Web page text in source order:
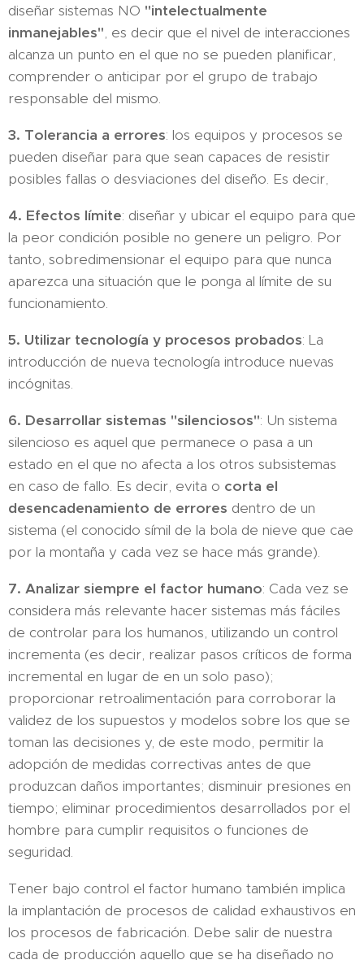
diseñar sistemas NO "intelectualmente
inmanejables", es decir que el nivel de interacciones
alcanza un punto en el que no se pueden planificar,
comprender o anticipar por el grupo de trabajo
responsable del mismo.
3. Tolerancia a errores: los equipos y procesos se
pueden diseñar para que sean capaces de resistir
posibles fallas o desviaciones del diseño. Es decir,
4. Efectos límite: diseñar y ubicar el equipo para que
la peor condición posible no genere un peligro. Por
tanto, sobredimensionar el equipo para que nunca
aparezca una situación que le ponga al límite de su
funcionamiento.
5. Utilizar tecnología y procesos probados: La
introducción de nueva tecnología introduce nuevas
incógnitas.
6. Desarrollar sistemas "silenciosos": Un sistema
silencioso es aquel que permanece o pasa a un
estado en el que no afecta a los otros subsistemas
en caso de fallo. Es decir, evita o corta el
desencadenamiento de errores dentro de un
sistema (el conocido símil de la bola de nieve que cae
por la montaña y cada vez se hace más grande).
7. Analizar siempre el factor humano: Cada vez se
considera más relevante hacer sistemas más fáciles
de controlar para los humanos, utilizando un control
incrementa (es decir, realizar pasos críticos de forma
incremental en lugar de en un solo paso);
proporcionar retroalimentación para corroborar la
validez de los supuestos y modelos sobre los que se
toman las decisiones y, de este modo, permitir la
adopción de medidas correctivas antes de que
produzcan daños importantes; disminuir presiones en
tiempo; eliminar procedimientos desarrollados por el
hombre para cumplir requisitos o funciones de
seguridad.
Tener bajo control el factor humano también implica
la implantación de procesos de calidad exhaustivos en
los procesos de fabricación. Debe salir de nuestra
cada de producción aquello que se ha diseñado no